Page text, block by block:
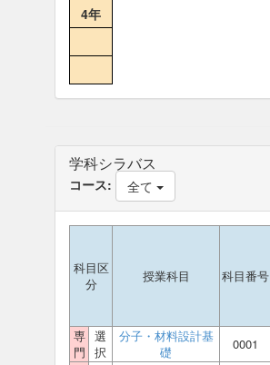
4年
学科シラバス
コース: 全て
科目区
分
授業科目 科目番号
専
門
選
択
分子・材料設計基
礎
0001